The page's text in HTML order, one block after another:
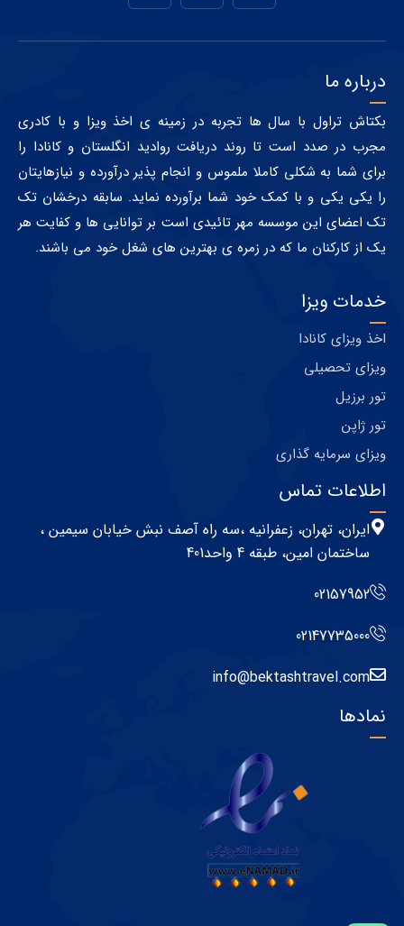
درباره ما
بکتاش تراول با سال ها تجربه در زمینه ی اخذ ویزا و با کادری
مجرب در صدد است تا روند دریافت روادید انگلستان و کانادا را
برای شما به شکلی کاملا ملموس و انجام پذیر درآورده و نیازهایتان
را یکی یکی و با کمک خود شما برآورده نماید. سابقه درخشان تک
تک اعضای این موسسه مهر تائیدی است بر توانایی ها و کفایت هر
یک از کارکنان ما که در زمره ی بهترین های شغل خود می باشند.
خدمات ویزا
اخذ ویزای کانادا
ویزای تحصیلی
تور برزیل
تور ژاپن
ویزای سرمایه گذاری
اطلاعات تماس
ایران، تهران، زعفرانیه ،سه راه آصف نبش خیابان سیمین ،
ساختمان امین، طبقه 4 واحد401
02157952
02147735000
info@bektashtravel.com
نمادها